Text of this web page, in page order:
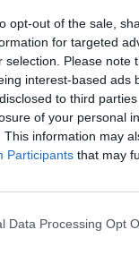
opt-out of the sale,
for targeted
selection. Please note
interest-based ads
to third
of your personal
This information may
Participants that may
Data Processing Opt
di 4 di Sera,
sulla
il
di alleanza
a Rutte
l'ospite